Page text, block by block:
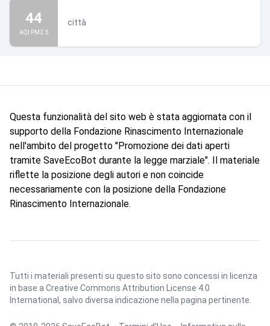
44
AQI PM2.5
città
Questa funzionalità del sito web è stata aggiornata con il
supporto della Fondazione Rinascimento Internazionale
nell'ambito del progetto "Promozione dei dati aperti
tramite SaveEcoBot durante la legge marziale". Il materiale
riflette la posizione degli autori e non coincide
necessariamente con la posizione della Fondazione
Rinascimento Internazionale.
Tutti i materiali presenti su questo sito sono concessi in licenza
in base a Creative Commons Attribution License 4.0
International , salvo diversa indicazione nella pagina pertinente.